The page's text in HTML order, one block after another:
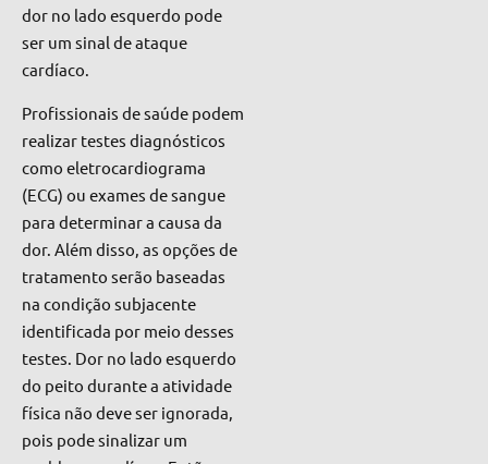
dor no lado esquerdo pode
ser um sinal de ataque
cardíaco.
Profissionais de saúde podem
realizar testes diagnósticos
como eletrocardiograma
(ECG) ou exames de sangue
para determinar a causa da
dor. Além disso, as opções de
tratamento serão baseadas
na condição subjacente
identificada por meio desses
testes. Dor no lado esquerdo
do peito durante a atividade
física não deve ser ignorada,
pois pode sinalizar um